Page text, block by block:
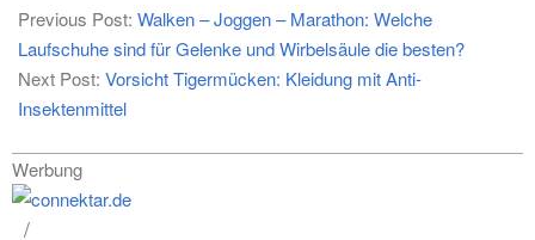
07-
29
Previous Post: Walken – Joggen – Marathon: Welche
Laufschuhe sind für Gelenke und Wirbelsäule die besten?
Next Post: Vorsicht Tigermücken: Kleidung mit Anti-
Insektenmittel
Werbung